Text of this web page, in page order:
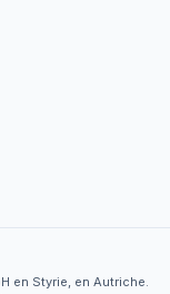
en Styrie, en Autriche.